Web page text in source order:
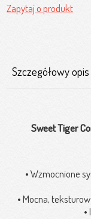
Zapytaj o produkt
Szczegółowy
Sweet Tiger
• Wzmocnione
• Mocna,
•